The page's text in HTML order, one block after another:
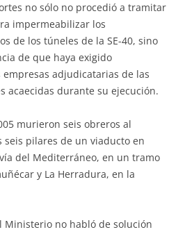
no sólo no procedió a tramitar
impermeabilizar los
de los túneles de la SE-40, sino
de que haya exigido
adjudicatarias de las
acaecidas durante su ejecución.
murieron seis obreros al
seis pilares de un viaducto en
del Mediterráneo, en un tramo
y La Herradura, en la
Ministerio no habló de solución